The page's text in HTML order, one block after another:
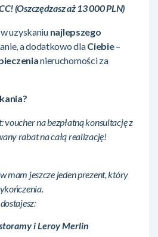
(Oszczędzasz aż 13 000 PLN)
w uzyskaniunajlepszego
a dodatkowo dlaCiebie–
nieruchomości za
voucher na bezpłatną konsultację z
rabat na całą realizację!
mam jeszcze jeden prezent, który
dostajesz:
i Leroy Merlin